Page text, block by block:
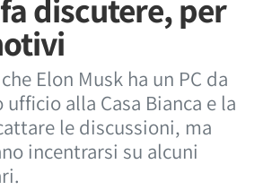
discutere, per
Elon Musk ha un PC da
alla Casa Bianca e la
le discussioni, ma
incentrarsi su alcuni